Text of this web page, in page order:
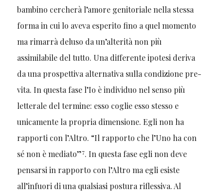
bambino cercherà l’amore genitoriale nella stessa
forma in cui lo aveva esperito fino a quel momento
ma rimarrà deluso da un’alterità non più
assimilabile del tutto. Una differente ipotesi deriva
da una prospettiva alternativa sulla condizione pre-
vita. In questa fase l’Io è individuo nel senso più
letterale del termine: esso coglie esso stesso e
unicamente la propria dimensione. Egli non ha
rapporti con l’Altro. “Il rapporto che l’Uno ha con
sé non è mediato”7. In questa fase egli non deve
pensarsi in rapporto con l’Altro ma egli esiste
all’infuori di una qualsiasi postura riflessiva. Al